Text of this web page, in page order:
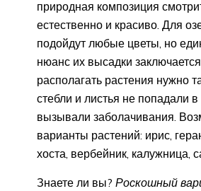
природная композиция
естественно и красиво. Для
подойдут любые цветы, но
нюанс их высадки
располагать растения нужно
стебли и листья не попадали
вызывали заболачивания.
варианты растений: ирис,
хоста, вербейник, калужница,
Знаете ли вы? Роскошный